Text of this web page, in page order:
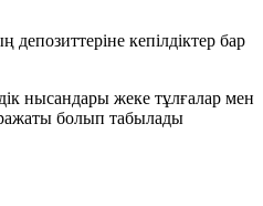
кепілдіктер бар
нысандары жеке тұлғалар мен
болып табылады